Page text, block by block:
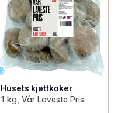
Husets kjøttkaker
1 kg, Vår Laveste Pris